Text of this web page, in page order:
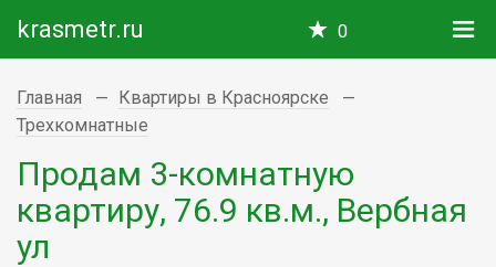
krasmetr.ru 0
Главная
Квартиры в Красноярске
Трехкомнатные
Продам 3-комнатную
квартиру, 76.9 кв.м., Вербная
ул